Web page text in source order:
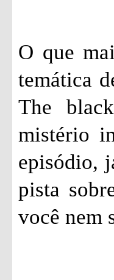
O que
temática
The
mistério
episódio,
pista
você nem